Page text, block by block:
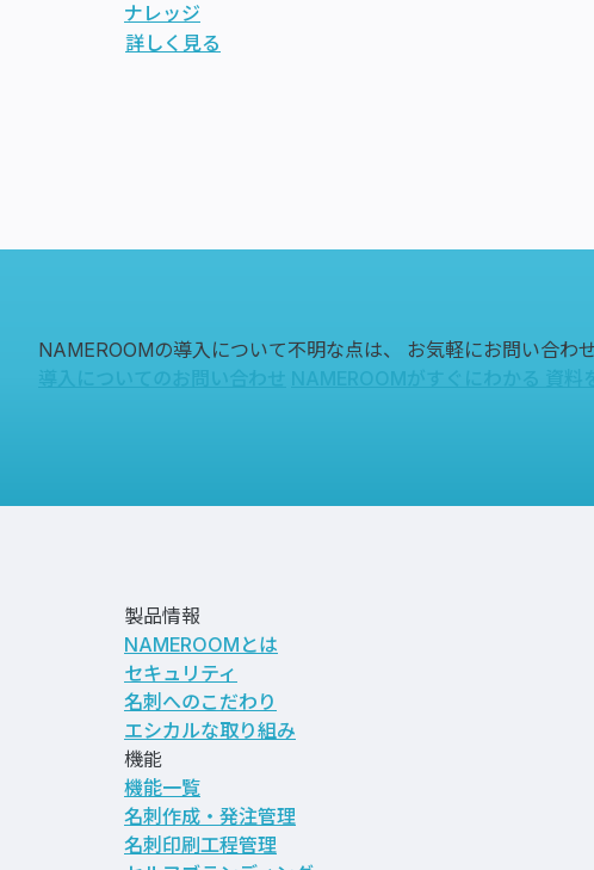
ナレッジ
詳しく見る
NAMEROOMの導入について不明な点は、
お気軽にお問い合わ
導入についてのお問い合わせ NAMEROOMがすぐにわかる 資料
製品情報
NAMEROOMとは
セキュリティ
名刺へのこだわり
エシカルな取り組み
機能
機能一覧
名刺作成・発注管理
名刺印刷工程管理